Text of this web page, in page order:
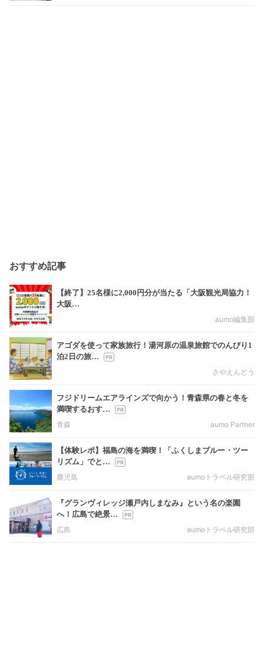
おすすめ記事
【終了】25名様に2,000円分が当たる「大阪観光局協力！
大阪…
aumo編集部
アゴダを使って家族旅行！湯河原の温泉旅館でのんびり1
泊2日の旅…
さやえんどう
フジドリームエアラインズで向かう！青森県の春と冬を
満喫するおす…
青森
aumo Partner
【体験レポ】福島の海を満喫！「ふくしまブルー・ツー
リズム」でと…
鹿児島
aumoトラベル研究部
『グランヴィレッジ瀬戸内しまなみ』という名の楽園
へ！広島で絶景…
広島
aumoトラベル研究部